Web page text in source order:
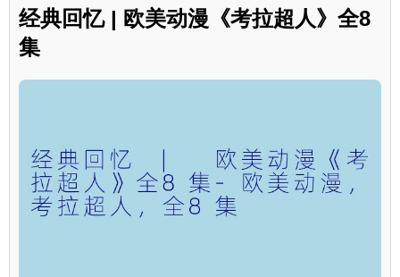
经典回忆 | 欧美动漫《考拉超人》全8
集